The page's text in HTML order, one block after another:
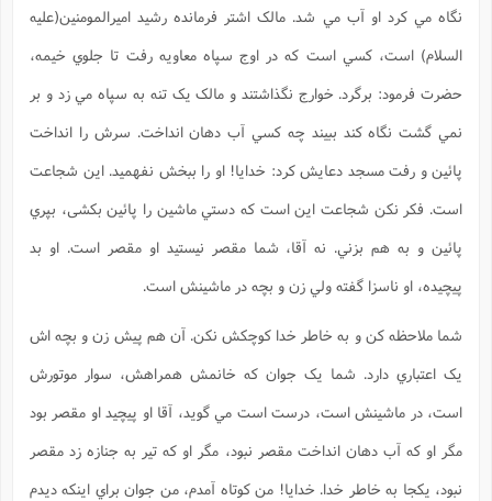
نگاه مي کرد او آب مي شد. مالک اشتر فرمانده رشيد اميرالمومنين(علیه
السلام) است، کسي است که در اوج سپاه معاويه رفت تا جلوي خيمه،
حضرت فرمود: برگرد. خوارج نگذاشتند و مالک يک تنه به سپاه مي زد و بر
نمي گشت نگاه کند ببيند چه کسي آب دهان انداخت. سرش را انداخت
پائين و رفت مسجد دعايش کرد: خدايا! او را ببخش نفهميد. اين شجاعت
است. فکر نکن شجاعت اين است که دستي ماشين را پائين بکشی، بپري
پائين و به هم بزني. نه آقا، شما مقصر نيستيد او مقصر است. او بد
پيچيده، او ناسزا گفته ولي زن و بچه در ماشينش است.
شما ملاحظه کن و به خاطر خدا کوچکش نکن. آن هم پيش زن و بچه اش
يک اعتباري دارد. شما يک جوان که خانمش همراهش، سوار موتورش
است، در ماشينش است، درست است مي گويد، آقا او پيچيد او مقصر بود
مگر او که آب دهان انداخت مقصر نبود، مگر او که تير به جنازه زد مقصر
نبود، يکجا به خاطر خدا. خدايا! من کوتاه آمدم، من جوان براي اينکه ديدم